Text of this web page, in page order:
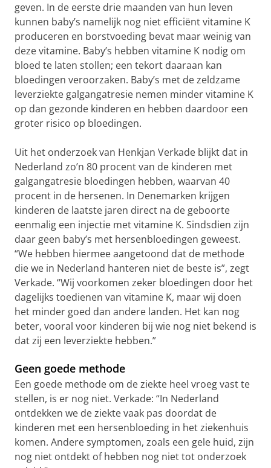
geven. In de eerste drie maanden van hun leven
kunnen baby’s namelijk nog niet efficiënt vitamine K
produceren en borstvoeding bevat maar weinig van
deze vitamine. Baby’s hebben vitamine K nodig om
bloed te laten stollen; een tekort daaraan kan
bloedingen veroorzaken. Baby’s met de zeldzame
leverziekte galgangatresie nemen minder vitamine K
op dan gezonde kinderen en hebben daardoor een
groter risico op bloedingen.
Uit het onderzoek van Henkjan Verkade blijkt dat in
Nederland zo’n 80 procent van de kinderen met
galgangatresie bloedingen hebben, waarvan 40
procent in de hersenen. In Denemarken krijgen
kinderen de laatste jaren direct na de geboorte
eenmalig een injectie met vitamine K. Sindsdien zijn
daar geen baby’s met hersenbloedingen geweest.
“We hebben hiermee aangetoond dat de methode
die we in Nederland hanteren niet de beste is”, zegt
Verkade. “Wij voorkomen zeker bloedingen door het
dagelijks toedienen van vitamine K, maar wij doen
het minder goed dan andere landen. Het kan nog
beter, vooral voor kinderen bij wie nog niet bekend is
dat zij een leverziekte hebben.”
Geen goede methode
Een goede methode om de ziekte heel vroeg vast te
stellen, is er nog niet. Verkade: “In Nederland
ontdekken we de ziekte vaak pas doordat de
kinderen met een hersenbloeding in het ziekenhuis
komen. Andere symptomen, zoals een gele huid, zijn
nog niet ontdekt of hebben nog niet tot onderzoek